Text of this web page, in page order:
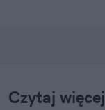
Czytaj więcej